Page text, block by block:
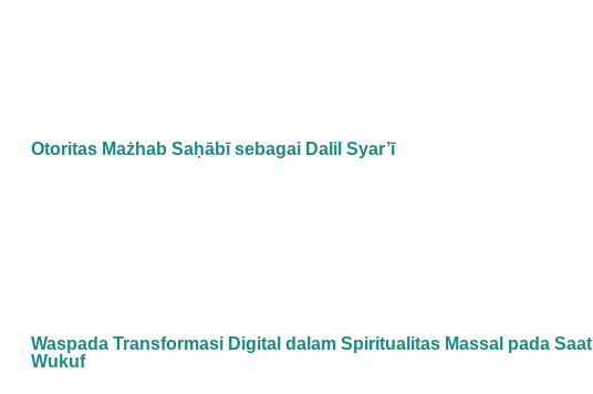
Otoritas Mażhab Saḥābī sebagai Dalil Syar’ī
Waspada Transformasi Digital dalam Spiritualitas Massal pada Saat
Wukuf